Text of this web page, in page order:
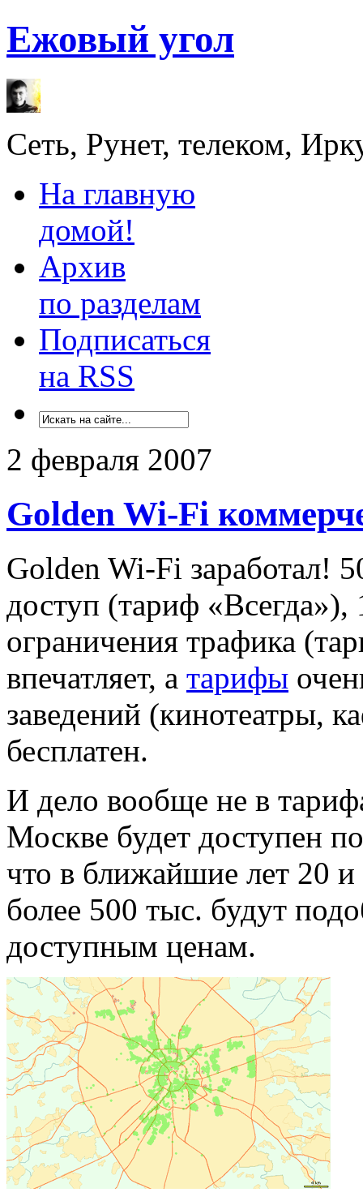
Ежовый угол
Сеть, Рунет, телеком,
На главную
домой!
Архив
по разделам
Подписаться
на RSS
2 февраля 2007
Golden Wi-Fi
Golden Wi-Fi заработал!
доступ (тариф «Всегда»),
ограничения трафика
впечатляет, а тарифы
заведений (кинотеатры,
бесплатен.
И дело вообще не в
Москве будет доступен
что в ближайшие лет 20 и
более 500 тыс. будут
доступным ценам.